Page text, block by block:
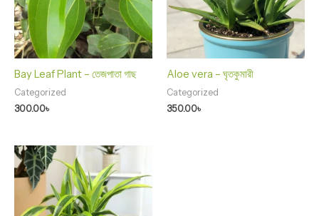
Bay Leaf Plant – তেজপাতা গাছ
Categorized
300.00৳
Aloe vera – ঘৃতকুমারী
Categorized
350.00৳